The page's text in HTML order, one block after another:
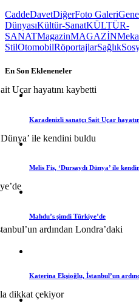
CaddeDavetDiğerFoto Galeri
DünyasıKültür-SanatKÜLTÜR-
SANATMagazinMAGAZİN
StilOtomobilRöportajlarSağlık
En Son Ekleneneler
Karadenizli sanatçı Sait Uçar
Melis Fis, ‘Dursaydı Dünya’ ile
Mahdu’s şimdi Türkiye’de
Katerina Ekşioğlu, İstanbul’un